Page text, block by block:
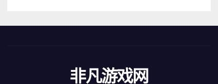
非凡游戏网